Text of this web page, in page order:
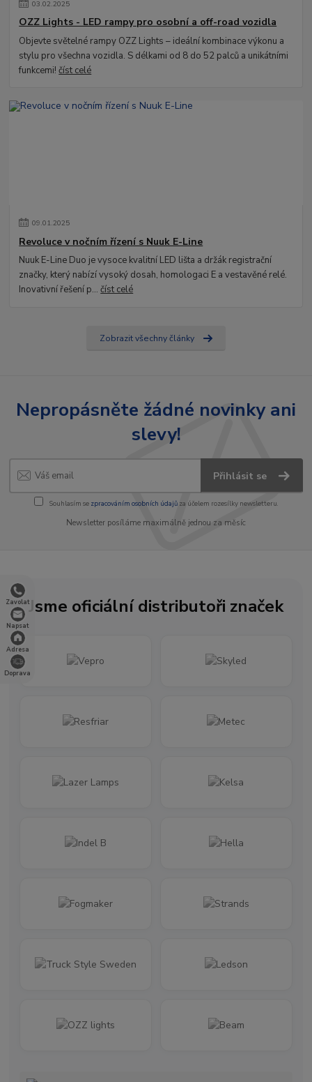
Zavolat
Napsat
Adresa
Doprava
03.02.2025
OZZ Lights - LED rampy pro osobní a off-road vozidla
Objevte světelné rampy OZZ Lights – ideální kombinace výkonu a
stylu pro všechna vozidla. S délkami od 8 do 52 palců a unikátními
funkcemi!číst celé
09.01.2025
Revoluce v nočním řízení s Nuuk E-Line
Nuuk E-Line Duo je vysoce kvalitní LED lišta a držák registrační
značky, který nabízí vysoký dosah, homologaci E a vestavěné relé.
Inovativní řešení p...číst celé
Zobrazit všechny články
Nepropásněte žádné novinky ani
slevy!
Přihlásit se
Souhlasím se zpracováním osobních údajůza účelem rozesílky newsletteru.
Newsletter posíláme maximálně jednou za měsíc
Jsme oficiální distributoři značek